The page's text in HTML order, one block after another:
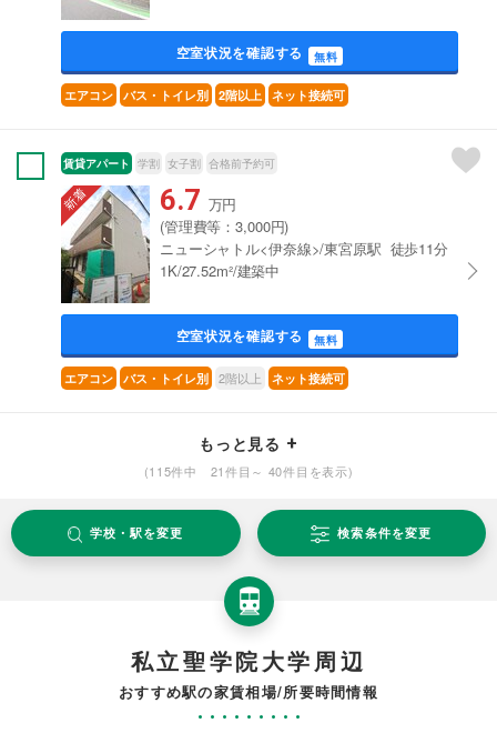
空室状況を確認する 無料
エアコン バス・トイレ別 2階以上 ネット接続可
賃貸アパート 学割 女子割 合格前予約可
6.7 万円
(管理費等：3,000円)
ニューシャトル<伊奈線>/東宮原駅 徒歩11分
1K/27.52m²/建築中
空室状況を確認する 無料
エアコン バス・トイレ別 2階以上 ネット接続可
もっと見る
(115件中 21件目～ 40件目を表示)
学校・駅を変更 検索条件を変更
私立聖学院大学周辺
おすすめ駅の家賃相場/所要時間情報